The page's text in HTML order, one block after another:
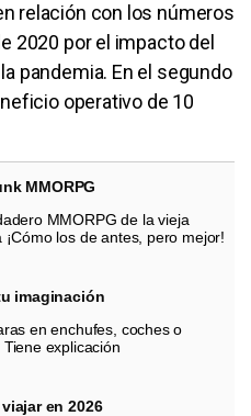
relación con los números
2020 por el impacto del
pandemia. En el segundo
operativo de 10
MMORPG
MMORPG de la vieja
¡Cómo los de antes, pero mejor!
imaginación
en enchufes, coches o
Tiene explicación
en 2026